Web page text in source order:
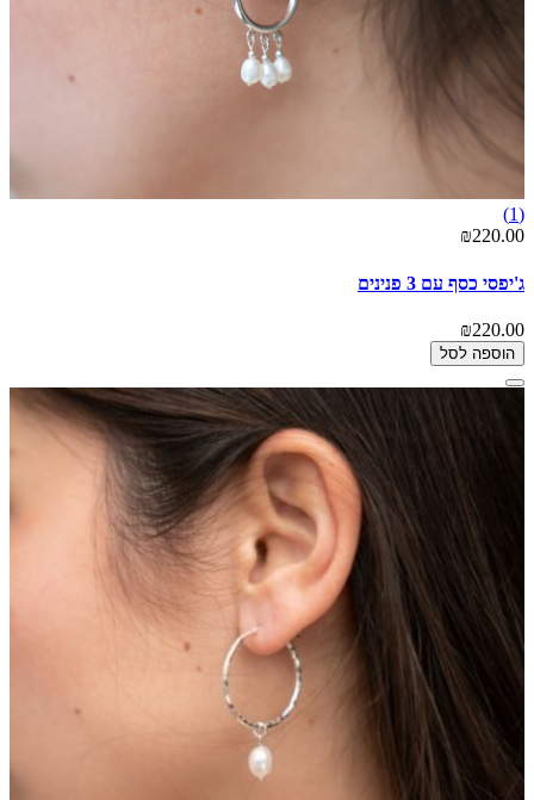
(1)
₪220.00
ג'יפסי כסף עם 3 פנינים
₪220.00
הוספה לסל